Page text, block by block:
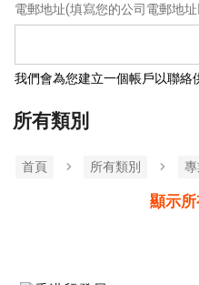
電郵地址(填寫您的公司電郵地
我們會為您建立一個帳戶以聯絡
所有類別
首頁 所有類別
顯示所